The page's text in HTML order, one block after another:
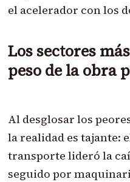
el acelerador con los
Los sectores
peso de la obra
Al desglosar los
la realidad es tajante:
transporte lideró la
seguido por